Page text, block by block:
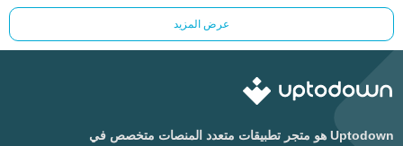
عرض المزيد
Uptodown هو متجر تطبيقات متعدد المنصات متخصص في